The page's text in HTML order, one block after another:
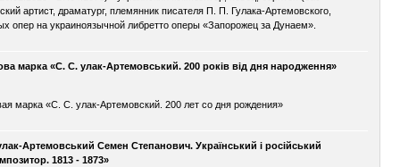
артист, драматург, племянник писателя П. П. Гулака-Артемовского,
опер на украиноязычной либретто оперы «Запорожец за Дунаем».
марка «С. С. улак-Артемовський. 200 років від дня народження»
марка «С. С. улак-Артемовский. 200 лет со дня рождения»
Артемовський Семен Степанович. Український і російський
1813 - 1873»